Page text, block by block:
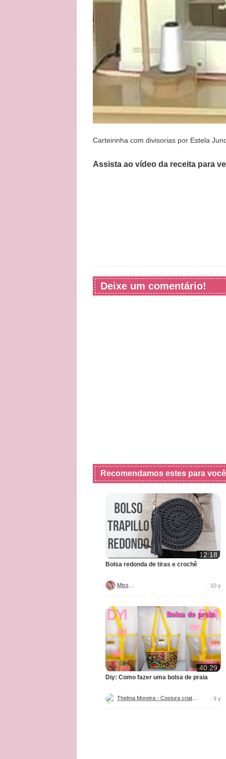
Carteirinha com divisorias por Estela
Assista ao vídeo da receita para
Deixe um comentário!
Recomendamos estes para você
12:18
Bolsa redonda de tiras e crochê
· 10 y
40:29
Diy: Como fazer uma bolsa de praia
· 9 y